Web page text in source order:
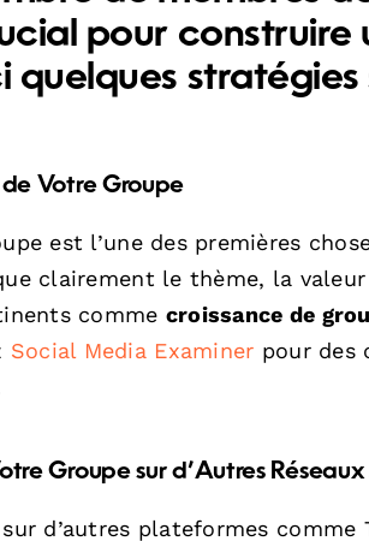
pour construire
quelques
Votre Groupe
est l’une des premières
clairement le thème, la
comme croissance de
Social Media Examiner pour des
Groupe sur d’Autres
d’autres plateformes